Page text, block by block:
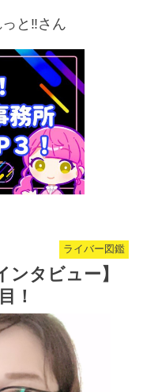
と‼︎さん
ライバー図鑑
タビュー】
！